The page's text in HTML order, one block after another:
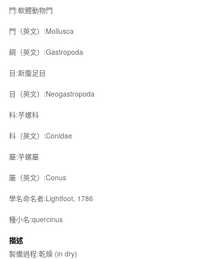
門:軟體動物門
門（英文）:Mollusca
綱（英文）:Gastropoda
目:新腹足目
目（英文）:Neogastropoda
科:芋螺科
科（英文）:Conidae
屬:芋螺屬
屬（英文）:Conus
學名命名者:Lightfoot, 1786
種小名:quercinus
描述
製備過程:乾燥 (in dry)